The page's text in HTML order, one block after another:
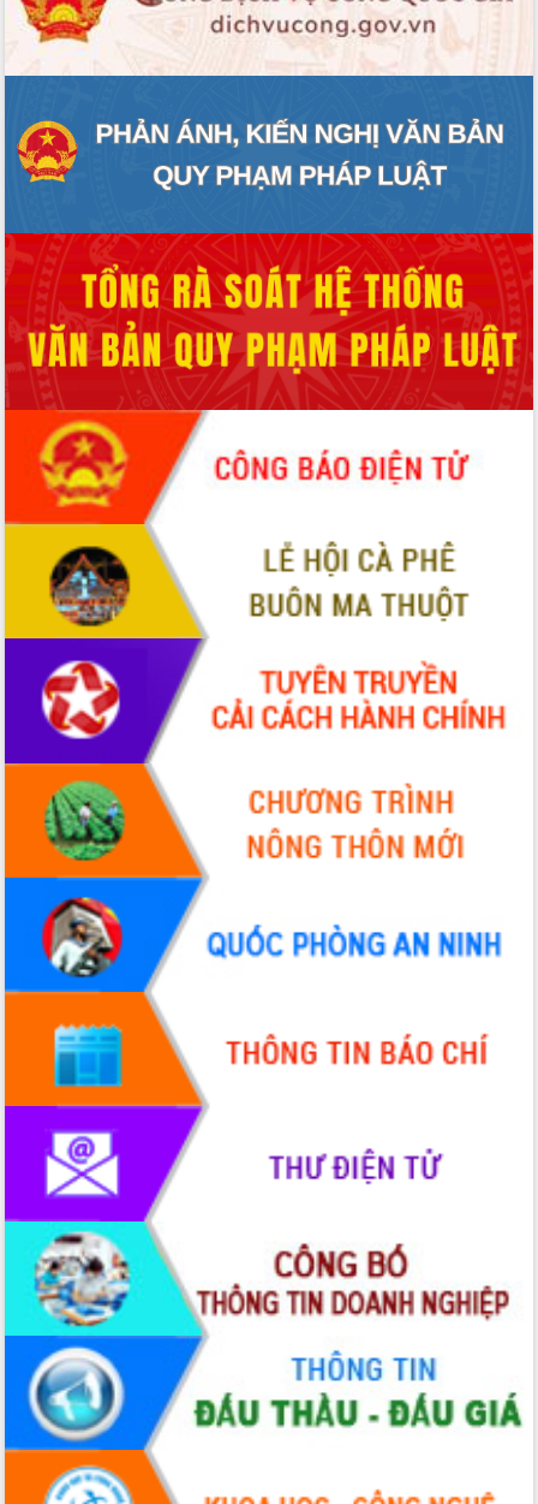
Bàn giải pháp tháo gỡ khó khăn trong
xuất khẩu sầu riêng và triển khai quy
định EUDR
trường Nguyễn Hoàng Hiệp khảo sát
vùng trồng và doanh nghiệp đóng gói
sầu riêng tại Đắk Lắk
Trình diễn nghệ thuật chế biến các
Đắk Lắk công bố Quy hoạch và xúc
tiến đầu tư tỉnh
Ngành cá ngừ Đắk Lắk chủ động thích
ứng để giữ vững thị trường xuất khẩu
Diễn đàn Kinh tế tư nhân Việt Nam đột
phá cơ chế - Hợp tác công tư
Đề án 06 tạo bước ngoặt đột phá trong
cải cách hành chính tỉnh Đắk Lắk
Kết nối tour, đẩy mạnh chuyển đổi số
để phát triển du lịch Đắk Lắk
Khởi động Dự án Đầu tư xây dựng hạ
tầng kỹ thuật Cụm công nghiệp Tân
Gặp mặt các cơ quan báo chí nhân Kỷ
niệm 101 năm Ngày Báo chí Cách
Đắk Lắk sơ kết 4 năm triển khai thực
hiện Đề án 06 của Chính phủ
Họp báo thông tin về Hội nghị Công bố
Quy hoạch và Xúc tiến đầu tư tỉnh Đắk
Khơi thông điểm nghẽn, đẩy nhanh
giải ngân vốn khắc phục thiên tai
HĐND tỉnh thông qua điều chỉnh Quy
hoạch tỉnh thời kỳ 2021-2030
Hội thảo góp ý hồ sơ điều chỉnh quy
hoạch tỉnh Đắk Lắk thời kỳ 2021-2030,
tầm nhìn đến năm 2050
Nâng cao hiệu quả hoạt động của các
doanh nghiệp nhà nước
Hội nghị triển khai kết nối mạng
truyền số liệu chuyên dùng phục vụ cơ
quan Đảng, Nhà nước
Lễ phát động chuỗi hoạt động chung
tay làm sạch môi trường
Xã Ea Kar bước chuyển mình trong
công tác cải cách hành chính mô hình
UBND tỉnh họp báo định kỳ tháng 4
năm 2026
Hội thảo khoa học “Giải pháp thúc đẩy
phát triển nền kinh tế xanh tại tỉnh
Đắk Lắk”
Tăng cường giám sát, đôn đốc thực
hiện nhiệm vụ quản lý tài sản công
hàng tuần
Tháo gỡ những vướng mắc, đẩy mạnh
công tác cải cách thủ tục hành chính